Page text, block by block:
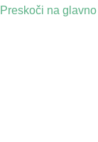
Preskoči na